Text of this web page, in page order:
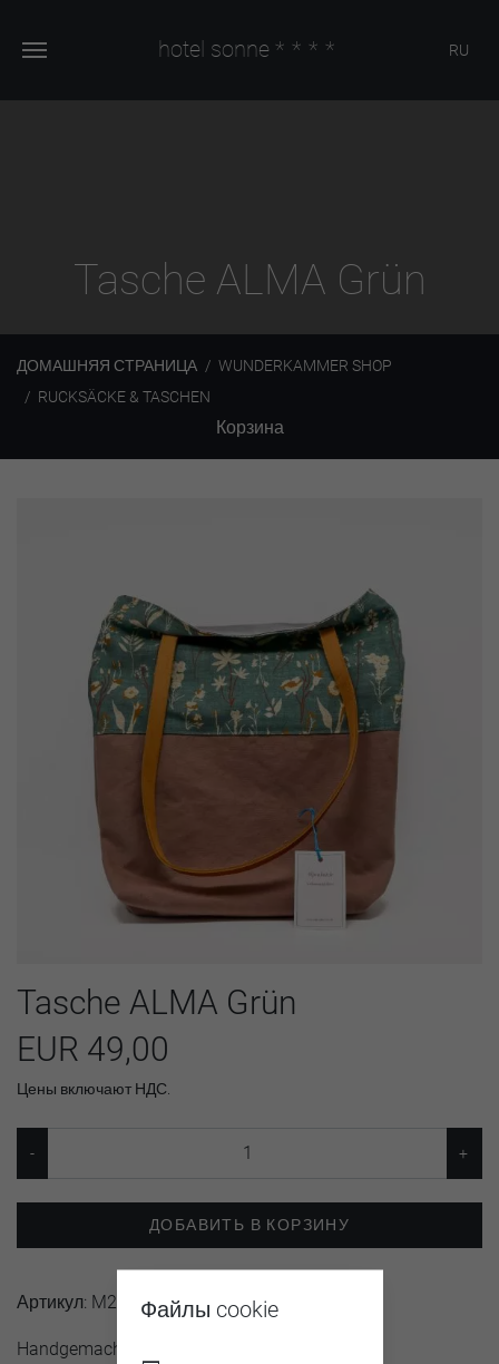
hotel sonne **** RU
Tasche ALMA Grün
ДОМАШНЯЯ СТРАНИЦА
WUNDERKAMMER SHOP
RUCKSÄCKE & TASCHEN
Корзина
Tasche ALMA Grün
EUR 49,00
Цены включают НДС.
ДОБАВИТЬ В КОРЗИНУ
Артикул: M20004
Handgemacht von www.alpenkaetzle.de
Файлы cookie